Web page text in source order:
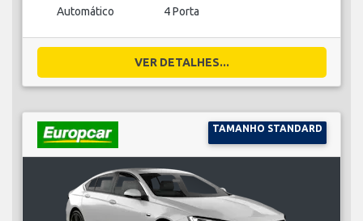
Automático 4 Porta
VER DETALHES...
TAMANHO STANDARD